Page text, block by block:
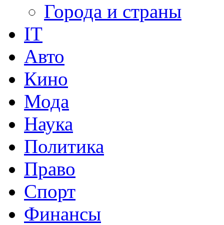
Города и страны
IT
Авто
Кино
Мода
Наука
Политика
Право
Спорт
Финансы